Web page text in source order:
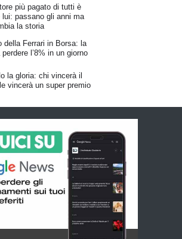
più pagato di tutti è
lui: passano gli anni ma
la storia
della Ferrari in Borsa: la
perdere l’8% in un giorno
la gloria: chi vincerà il
vincerà un super premio